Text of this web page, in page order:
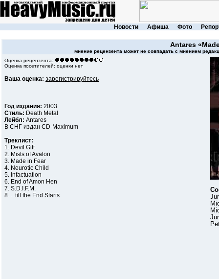
Новости Афиша Фото
Antares
мнение рецензента может не совпадать с мнением
Оценка рецензента:
Оценка посетителей: оценки нет
Ваша оценка: зарегистрируйтесь
Год издания: 2003
Стиль: Death Metal
Лейбл: Antares
В СНГ издан CD-Maximum
Треклист:
1. Devil Gift
2. Mists of Avalon
3. Made in Fear
4. Neurotic Child
5. Infactuation
6. End of Amon Hen
7. S.D.I.F.M.
8. ...till the End Starts